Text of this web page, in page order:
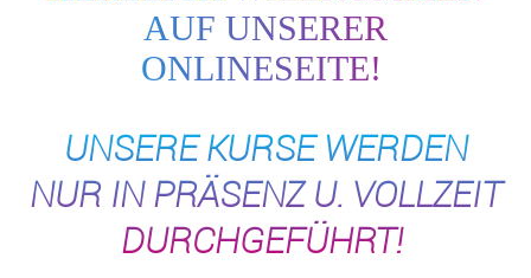
AUF UNSERER
ONLINESEITE!
UNSERE KURSE WERDEN
NUR IN PRÄSENZ U. VOLLZEIT
DURCHGEFÜHRT!